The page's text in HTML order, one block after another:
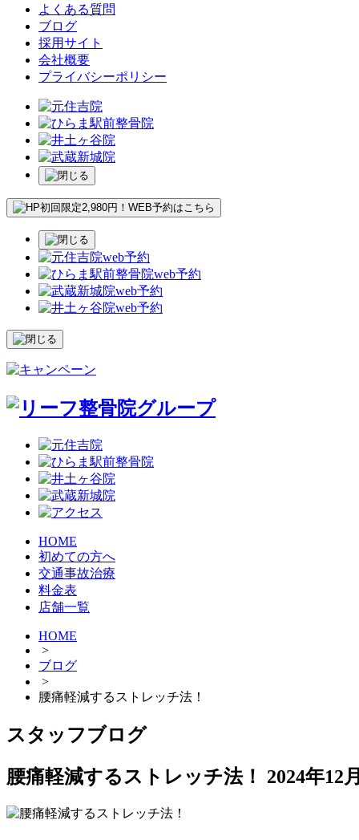
よくある質問
ブログ
採用サイト
会社概要
プライバシーポリシー
HOME
初めての方へ
交通事故治療
料金表
店舗一覧
HOME
>
ブログ
>
腰痛軽減するストレッチ法！
スタッフブログ
腰痛軽減するストレッチ法！
2024年12